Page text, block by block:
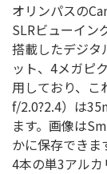
オリンパスの
SLRビューイン
搭載したデジタ
ット、4メガピ
用しており、こ
f/2.0?2.4）は
ます。画像は
かに保存できま
4本の単3アルカ